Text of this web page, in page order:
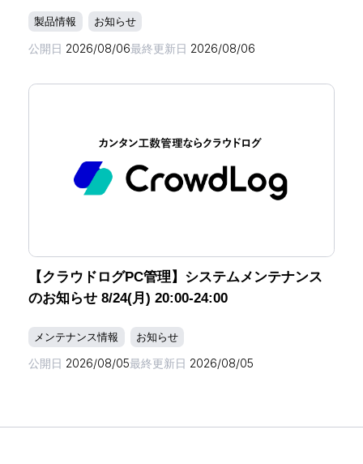
製品情報 お知らせ
公開日 2026/08/06最終更新日 2026/08/06
【クラウドログPC管理】システムメンテナンス
のお知らせ 8/24(月) 20:00-24:00
メンテナンス情報 お知らせ
公開日 2026/08/05最終更新日 2026/08/05